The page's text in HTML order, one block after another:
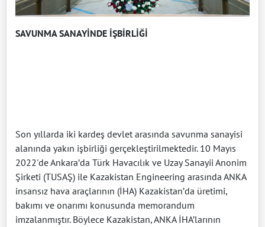
SAVUNMA SANAYİNDE İŞBİRLİĞİ
Son yıllarda iki kardeş devlet arasında savunma sanayisi
alanında yakın işbirliği gerçekleştirilmektedir. 10 Mayıs
2022'de Ankara’da Türk Havacılık ve Uzay Sanayii Anonim
Şirketi (TUSAŞ) ile Kazakistan Engineering arasında ANKA
insansız hava araçlarının (İHA) Kazakistan’da üretimi,
bakımı ve onarımı konusunda memorandum
imzalanmıştır. Böylece Kazakistan, ANKA İHA’larının